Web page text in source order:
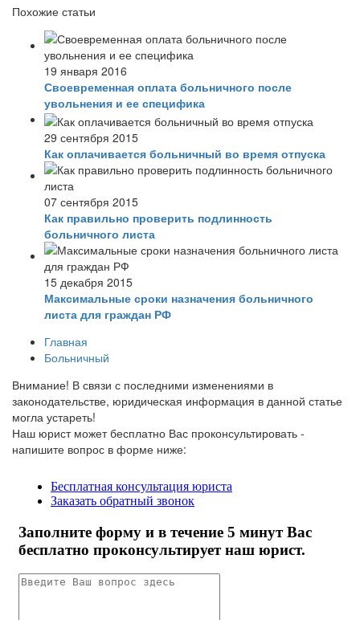
Похожие статьи
19 января 2016
Своевременная оплата больничного после
увольнения и ее специфика
29 сентября 2015
Как оплачивается больничный во время отпуска
07 сентября 2015
Как правильно проверить подлинность
больничного листа
15 декабря 2015
Максимальные сроки назначения больничного
листа для граждан РФ
Главная
Больничный
Внимание! В связи с последними изменениями в
законодательстве, юридическая информация в данной статье
могла устареть!
Наш юрист может бесплатно Вас проконсультировать -
напишите вопрос в форме ниже: